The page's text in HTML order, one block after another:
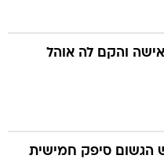
והקם לה אוהל
הגשום סיפק חמישית